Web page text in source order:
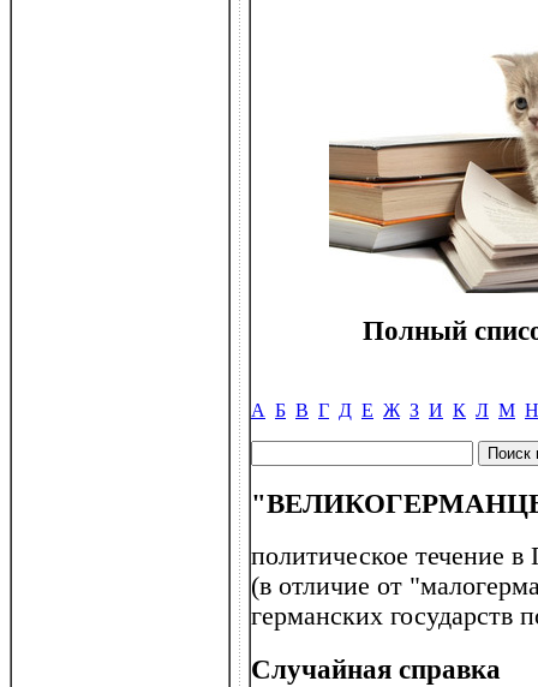
Полный
А Б В Г Д Е Ж З И К Л М Н
политическое течение
(в отличие от
германских государств
Случайная справка